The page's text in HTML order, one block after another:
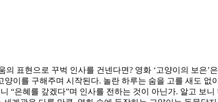
표현으로 꾸벅 인사를 건넨다면? 영화 ‘고양이의 보은’
이를 구해주며 시작된다. 놀란 하루는 숨을 고를 새도 없
“은혜를 갚겠다”며 인사를 전하는 것이 아닌가. 알고 보